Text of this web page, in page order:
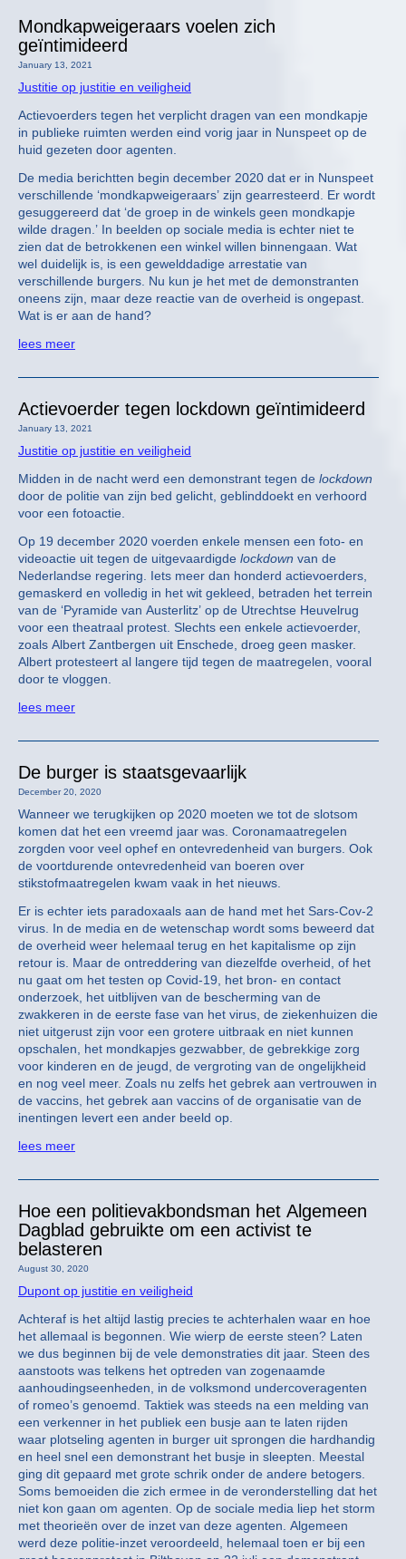
Mondkapweigeraars voelen zich
geïntimideerd
January 13, 2021
Justitie op justitie en veiligheid
Actievoerders tegen het verplicht dragen van een mondkapje
in publieke ruimten werden eind vorig jaar in Nunspeet op de
huid gezeten door agenten.
De media berichtten begin december 2020 dat er in Nunspeet
verschillende ‘mondkapweigeraars’ zijn gearresteerd. Er wordt
gesuggereerd dat ‘de groep in de winkels geen mondkapje
wilde dragen.’ In beelden op sociale media is echter niet te
zien dat de betrokkenen een winkel willen binnengaan. Wat
wel duidelijk is, is een gewelddadige arrestatie van
verschillende burgers. Nu kun je het met de demonstranten
oneens zijn, maar deze reactie van de overheid is ongepast.
Wat is er aan de hand?
lees meer
Actievoerder tegen lockdown geïntimideerd
January 13, 2021
Justitie op justitie en veiligheid
Midden in de nacht werd een demonstrant tegen de lockdown
door de politie van zijn bed gelicht, geblinddoekt en verhoord
voor een fotoactie.
Op 19 december 2020 voerden enkele mensen een foto- en
videoactie uit tegen de uitgevaardigde lockdown van de
Nederlandse regering. Iets meer dan honderd actievoerders,
gemaskerd en volledig in het wit gekleed, betraden het terrein
van de ‘Pyramide van Austerlitz’ op de Utrechtse Heuvelrug
voor een theatraal protest. Slechts een enkele actievoerder,
zoals Albert Zantbergen uit Enschede, droeg geen masker.
Albert protesteert al langere tijd tegen de maatregelen, vooral
door te vloggen.
lees meer
De burger is staatsgevaarlijk
December 20, 2020
Wanneer we terugkijken op 2020 moeten we tot de slotsom
komen dat het een vreemd jaar was. Coronamaatregelen
zorgden voor veel ophef en ontevredenheid van burgers. Ook
de voortdurende ontevredenheid van boeren over
stikstofmaatregelen kwam vaak in het nieuws.
Er is echter iets paradoxaals aan de hand met het Sars-Cov-2
virus. In de media en de wetenschap wordt soms beweerd dat
de overheid weer helemaal terug en het kapitalisme op zijn
retour is. Maar de ontreddering van diezelfde overheid, of het
nu gaat om het testen op Covid-19, het bron- en contact
onderzoek, het uitblijven van de bescherming van de
zwakkeren in de eerste fase van het virus, de ziekenhuizen die
niet uitgerust zijn voor een grotere uitbraak en niet kunnen
opschalen, het mondkapjes gezwabber, de gebrekkige zorg
voor kinderen en de jeugd, de vergroting van de ongelijkheid
en nog veel meer. Zoals nu zelfs het gebrek aan vertrouwen in
de vaccins, het gebrek aan vaccins of de organisatie van de
inentingen levert een ander beeld op.
lees meer
Hoe een politievakbondsman het Algemeen
Dagblad gebruikte om een activist te
belasteren
August 30, 2020
Dupont op justitie en veiligheid
Achteraf is het altijd lastig precies te achterhalen waar en hoe
het allemaal is begonnen. Wie wierp de eerste steen? Laten
we dus beginnen bij de vele demonstraties dit jaar. Steen des
aanstoots was telkens het optreden van zogenaamde
aanhoudingseenheden, in de volksmond undercoveragenten
of romeo’s genoemd. Taktiek was steeds na een melding van
een verkenner in het publiek een busje aan te laten rijden
waar plotseling agenten in burger uit sprongen die hardhandig
en heel snel een demonstrant het busje in sleepten. Meestal
ging dit gepaard met grote schrik onder de andere betogers.
Soms bemoeiden die zich ermee in de veronderstelling dat het
niet kon gaan om agenten. Op de sociale media liep het storm
met theorieën over de inzet van deze agenten. Algemeen
werd deze politie-inzet veroordeeld, helemaal toen er bij een